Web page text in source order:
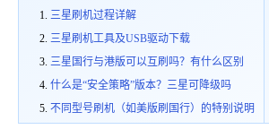
三星刷机过程详解
三星刷机工具及USB驱动下载
三星国行与港版可以互刷吗？有什么区别
什么是“安全策略”版本？三星可降级吗
不同型号刷机（如美版刷国行）的特别说明